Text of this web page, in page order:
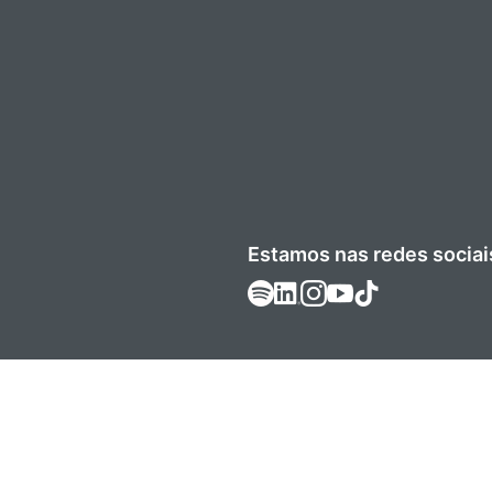
Estamos nas redes